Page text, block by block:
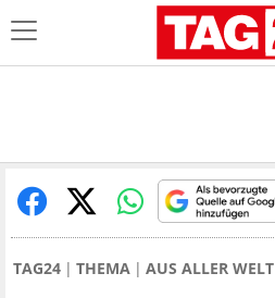
TAG24 THEMA AUS ALLER WELT